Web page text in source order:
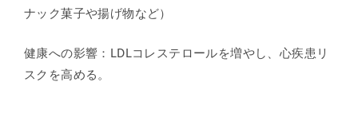
ナック菓子や揚げ物など）
健康への影響：LDLコレステロールを増やし、心疾患リ
スクを高める。